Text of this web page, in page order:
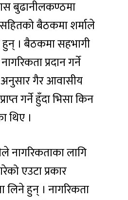
बुढानीलकण्ठमा
बैठकमा शर्माले
हुन् । बैठकमा सहभागी
प्रदान गर्ने
गैर आवासीय
गर्ने हुँदा भिसा किन
थिए ।
नागरिकताका लागि
एउटा प्रकार
लिने हुन् । नागरिकता